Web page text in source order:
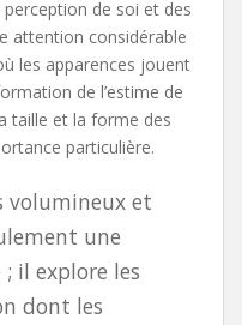
de soi et des
attention considérable
les apparences jouent
de l’estime de
taille et la forme des
particulière.
volumineux et
une
il explore les
dont les